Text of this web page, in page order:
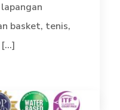
basket, tenis,